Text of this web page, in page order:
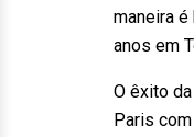
maneira é
anos em
O êxito
Paris